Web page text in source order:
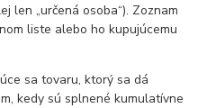
len „určená osoba“). Zoznam
liste alebo ho kupujúcemu
sa tovaru, ktorý sa dá
kedy sú splnené kumulatívne